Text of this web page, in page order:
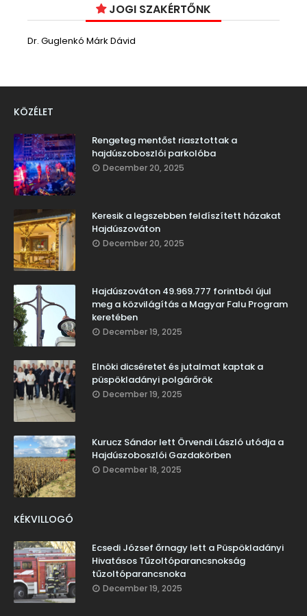
JOGI SZAKÉRTŐNK
Dr. Guglenkó Márk Dávid
KÖZÉLET
Rengeteg mentőst riasztottak a
hajdúszoboszlói parkolóba
December 20, 2025
Keresik a legszebben feldíszített házakat
Hajdúszováton
December 20, 2025
Hajdúszováton 49.969.777 forintból újul
meg a közvilágítás a Magyar Falu Program
keretében
December 19, 2025
Elnöki dicséretet és jutalmat kaptak a
püspökladányi polgárőrök
December 19, 2025
Kurucz Sándor lett Örvendi László utódja a
Hajdúszoboszlói Gazdakörben
December 18, 2025
KÉKVILLOGÓ
Ecsedi József őrnagy lett a Püspökladányi
Hivatásos Tűzoltóparancsnokság
tűzoltóparancsnoka
December 19, 2025